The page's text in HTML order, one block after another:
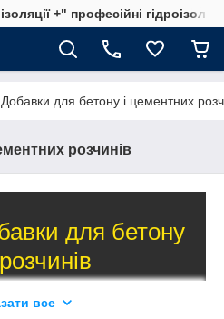
+" професійні
Добавки для бетону і цементних
розчинів
для бетону
прискорювачі і
все